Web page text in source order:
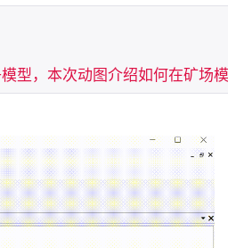
型，本次动图介绍如何在矿场模